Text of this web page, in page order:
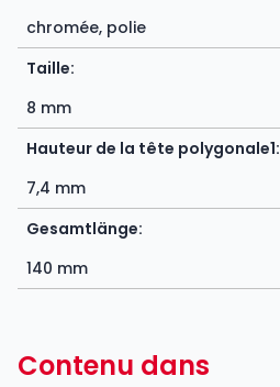
chromée, polie
Taille:
8 mm
Hauteur de la tête polygonale1:
7,4 mm
Gesamtlänge:
140 mm
Contenu dans